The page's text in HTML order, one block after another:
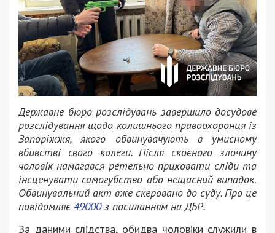
Державне бюро розслідувань завершило досудове
розслідування щодо колишнього правоохоронця із
Запоріжжя, якого обвинувачують в умисному
вбивстві свого колеги. Після скоєного злочину
чоловік намагався ретельно приховати сліди та
інсценувати самогубство або нещасний випадок.
Обвинувальний акт вже скеровано до суду. Про це
повідомляє 49000з посиланням на ДБР.
За даними слідства, обидва чоловіки служили в